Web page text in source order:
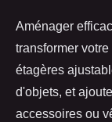
Aménager
transformer
étagères
d'objets, et
accessoires ou